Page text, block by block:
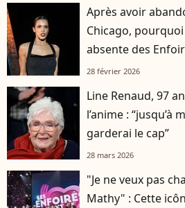
Après avoir
Chicago,
absente des
28 février 2026
Line Renaud, 97
l’anime :
garderai le cap”
28 mars 2026
"Je ne veux pas
Mathy" : Cette